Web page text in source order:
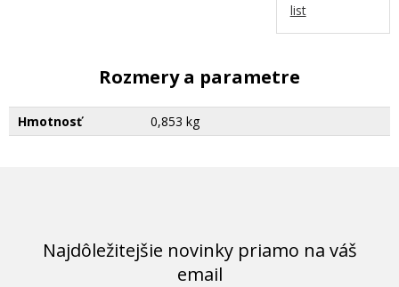
list
Rozmery a parametre
Hmotnosť 0,853 kg
Najdôležitejšie novinky priamo na váš
email